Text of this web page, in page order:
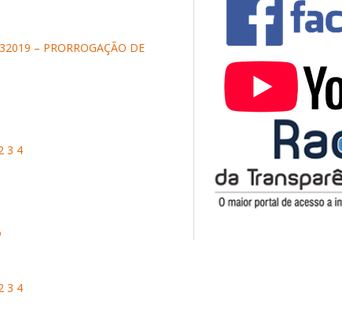
– PRORROGAÇÃO DE
3 4
3 4